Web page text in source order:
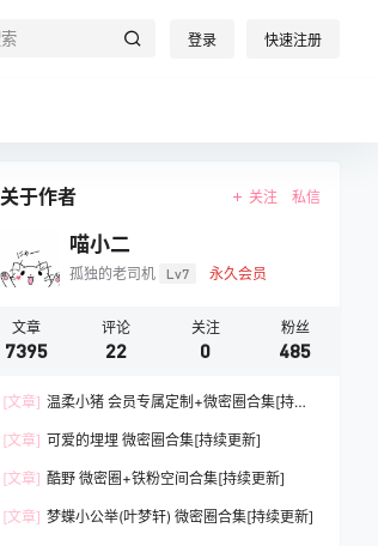
登录 快速注册
关于作者 关注 私信
喵小二
孤独的老司机 Lv7 永久会员
文章
7395
评论
22
关注
0
粉丝
485
[文章] 温柔小猪 会员专属定制+微密圈合集[持续
[文章] 可爱的埋埋 微密圈合集[持续更新]
[文章] 酷野 微密圈+铁粉空间合集[持续更新]
[文章] 梦蝶小公举(叶梦轩) 微密圈合集[持续更新]